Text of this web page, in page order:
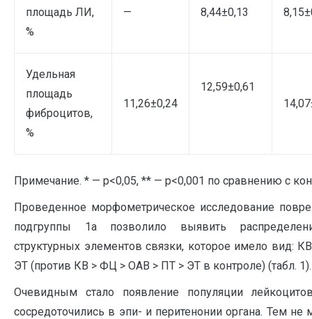
площадь ЛИ,
%
— 8,44±0,13
Удельная
площадь
фиброцитов,
%
11,26±0,24
12,59±0,61
Примечание. * — р<0,05, ** — р<0,001 по сравнению с
Проведенное морфометрическое исследование
подгруппы 1а позволило выявить
структурных элементов связки, которое имело вид:
ЭТ (против КВ > ФЦ > ОАВ > ПТ > ЭТ в контроле) (табл. 1).
Очевидным стало появление популяции
сосредоточились в эпи- и перитенонии органа. Тем не